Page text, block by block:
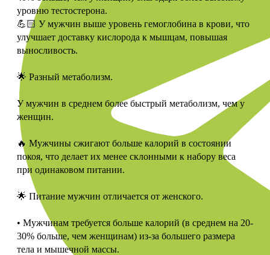
уровню тестостерона.
💪🏻 У мужчин выше уровень гемоглобина в крови, что
улучшает доставку кислорода к мышцам, повышая
выносливость.
🌟 Разный метаболизм.
У мужчин в среднем более быстрый метаболизм, чем у
женщин.
🔥 Мужчины сжигают больше калорий в состоянии
покоя, что делает их менее склонными к набору веса
при одинаковом питании.
🌟 Питание мужчин отличается от женского.
• Мужчинам требуется больше калорий (в среднем на 20-
30% больше, чем женщинам) из-за большего размера
тела и мышечной массы.